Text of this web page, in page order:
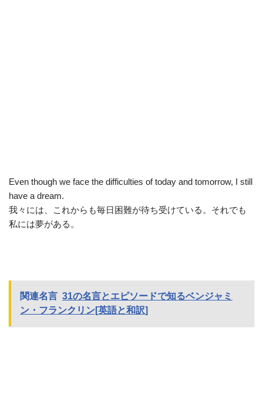
Even though we face the difficulties of today and tomorrow, I still
have a dream.
我々には、これからも毎日困難が待ち受けている。それでも
私には夢がある。
関連名言 31の名言とエピソードで知るベンジャミ
ン・フランクリン[英語と和訳]